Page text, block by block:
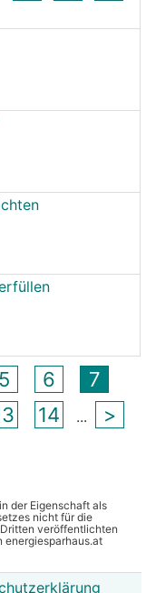
5 6
7
14 ... >
der Eigenschaft als
nicht für die
veröffentlichten
energiesparhaus.at